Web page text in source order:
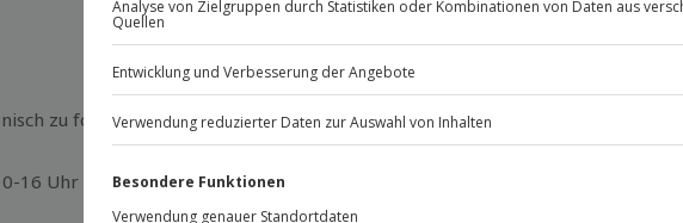
Jahre (unter 18 Jahren nur mit Einverständniserklärung
1,10 m, max. 2,10 m
kg
und psychische Verfassung
Wetterbedingungen wird das Erlebnis verschoben (die
Jochen SchweizerGmbH
Mühldorfstraße 8
81671 München
zu folgenden Zeiten, außer an bundesweiten
16 Uhr